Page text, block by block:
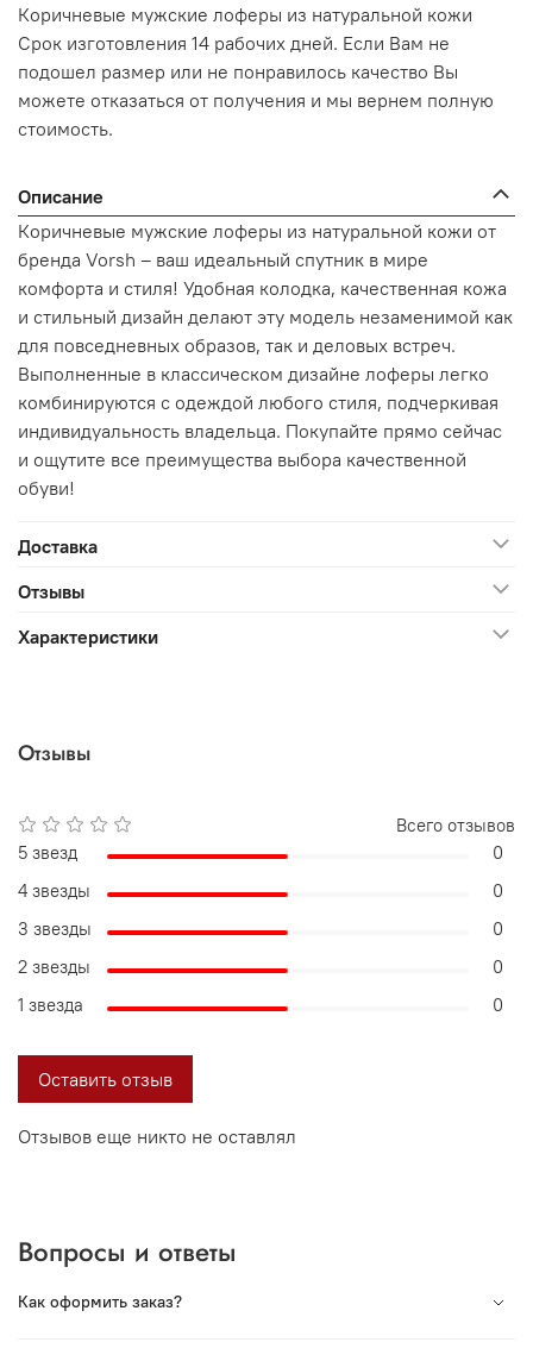
Коричневые мужские лоферы из натуральной кожи
Срок изготовления 14 рабочих дней. Если Вам не
подошел размер или не понравилось качество Вы
можете отказаться от получения и мы вернем полную
стоимость.
Описание
Коричневые мужские лоферы из натуральной кожи от
бренда Vorsh – ваш идеальный спутник в мире
комфорта и стиля! Удобная колодка, качественная кожа
и стильный дизайн делают эту модель незаменимой как
для повседневных образов, так и деловых встреч.
Выполненные в классическом дизайне лоферы легко
комбинируются с одеждой любого стиля, подчеркивая
индивидуальность владельца. Покупайте прямо сейчас
и ощутите все преимущества выбора качественной
обуви!
Доставка
Отзывы
Характеристики
Отзывы
Отзывов еще никто не оставлял
Всего отзывов
5 звезд
0
4 звезды
0
3 звезды
0
2 звезды
0
1 звезда
0
Оставить отзыв
Вопросы и ответы
Как оформить заказ?